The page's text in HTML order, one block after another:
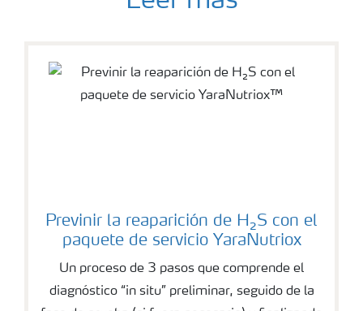
Previnir la reaparición de H₂S con el
paquete de servicio YaraNutriox
Un proceso de 3 pasos que comprende el
diagnóstico “in situ” preliminar, seguido de la